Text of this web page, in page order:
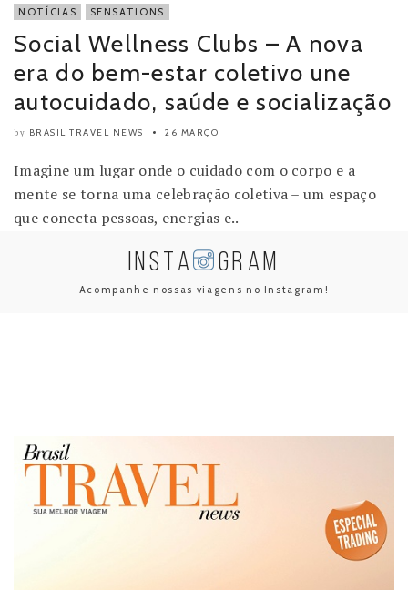
NOTÍCIAS SENSATIONS
Social Wellness Clubs – A nova
era do bem-estar coletivo une
autocuidado, saúde e socialização
by BRASIL TRAVEL NEWS 26 MARÇO
Imagine um lugar onde o cuidado com o corpo e a
mente se torna uma celebração coletiva – um espaço
que conecta pessoas, energias e..
INSTA GRAM
Acompanhe nossas viagens no Instagram!